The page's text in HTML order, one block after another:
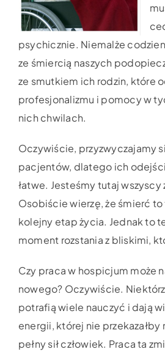
psychicznie. Niemalże
ze śmiercią naszych
ze smutkiem ich rodzin, które
profesjonalizmu i pomocy w
nich chwilach.
Oczywiście, przyzwyczajamy
pacjentów, dlatego ich
łatwe. Jesteśmy tutaj wszyscy
Osobiście wierzę, że śmierć
kolejny etap życia. Jednak to
moment rozstania z bliskimi,
Czy praca w hospicjum może
nowego? Oczywiście.
potrafią wiele nauczyć i dają
energii, której nie
pełny sił człowiek. Praca ta